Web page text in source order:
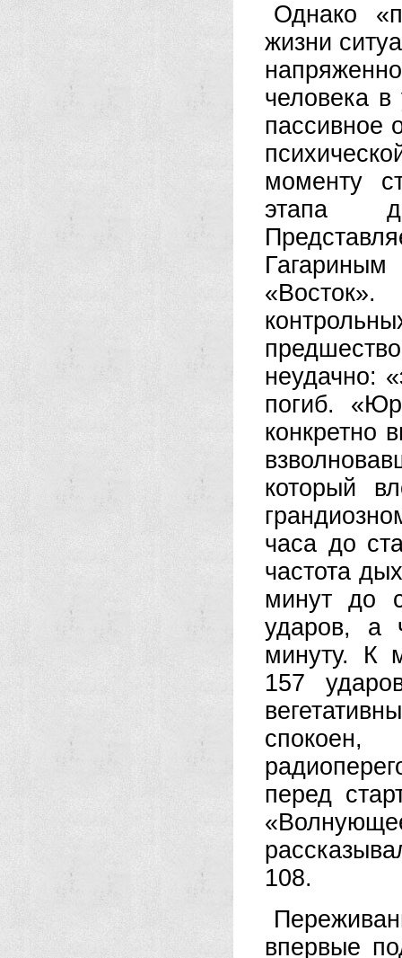
Однако
жизни
человека
пассивное
моменту
этапа
Гагариным
неудачно:
погиб.
конкретно
который
часа до
частота
минут до
ударов, а
минуту. К
157
перед
108.
впервые